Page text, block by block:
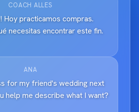
COACH ALLES
Hoy practicamos compras.
necesitas encontrar este fin.
ANA
for my friend's wedding next
help me describe what I want?